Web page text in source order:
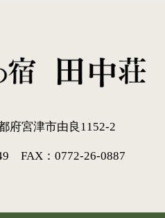
府宮津市由良1152-2
FAX：0772-26-0887